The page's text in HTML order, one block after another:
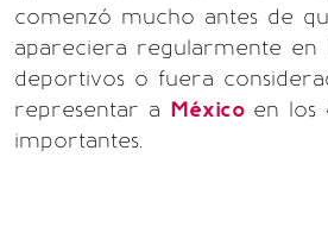
comenzó mucho antes de
apareciera regularmente en
deportivos o fuera
representar a México en los
importantes.